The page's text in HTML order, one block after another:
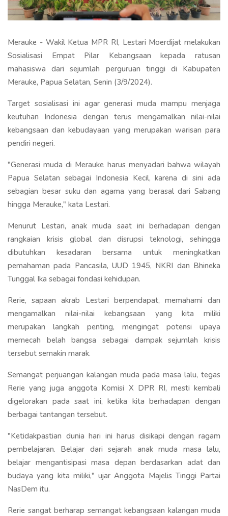
Merauke - Wakil Ketua MPR RI, Lestari Moerdijat melakukan
Sosialisasi Empat Pilar Kebangsaan kepada ratusan
mahasiswa dari sejumlah perguruan tinggi di Kabupaten
Merauke, Papua Selatan, Senin (3/9/2024).
Target sosialisasi ini agar generasi muda mampu menjaga
keutuhan Indonesia dengan terus mengamalkan nilai-nilai
kebangsaan dan kebudayaan yang merupakan warisan para
pendiri negeri.
"Generasi muda di Merauke harus menyadari bahwa wilayah
Papua Selatan sebagai Indonesia Kecil, karena di sini ada
sebagian besar suku dan agama yang berasal dari Sabang
hingga Merauke," kata Lestari.
Menurut Lestari, anak muda saat ini berhadapan dengan
rangkaian krisis global dan disrupsi teknologi, sehingga
dibutuhkan kesadaran bersama untuk meningkatkan
pemahaman pada Pancasila, UUD 1945, NKRI dan Bhineka
Tunggal Ika sebagai fondasi kehidupan.
Rerie, sapaan akrab Lestari berpendapat, memahami dan
mengamalkan nilai-nilai kebangsaan yang kita miliki
merupakan langkah penting, mengingat potensi upaya
memecah belah bangsa sebagai dampak sejumlah krisis
tersebut semakin marak.
Semangat perjuangan kalangan muda pada masa lalu, tegas
Rerie yang juga anggota Komisi X DPR RI, mesti kembali
digelorakan pada saat ini, ketika kita berhadapan dengan
berbagai tantangan tersebut.
"Ketidakpastian dunia hari ini harus disikapi dengan ragam
pembelajaran. Belajar dari sejarah anak muda masa lalu,
belajar mengantisipasi masa depan berdasarkan adat dan
budaya yang kita miliki," ujar Anggota Majelis Tinggi Partai
NasDem itu.
Rerie sangat berharap semangat kebangsaan kalangan muda